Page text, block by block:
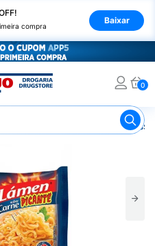
compra
Baixar
0
Macarrão Instantâneo